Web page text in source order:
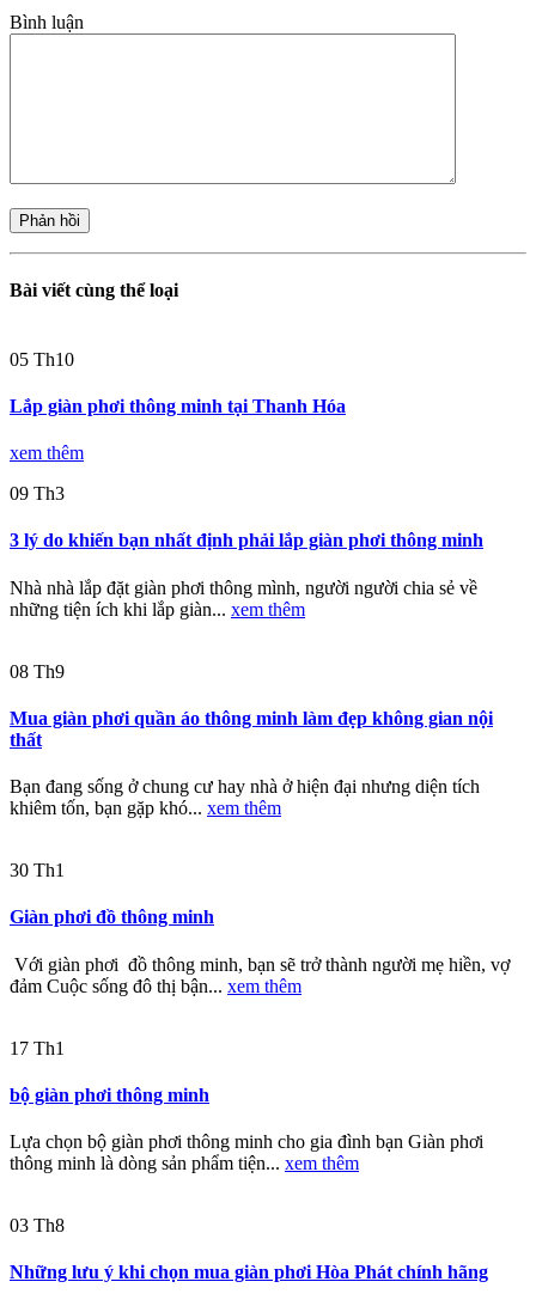
Bình luận
Bài viết cùng thể loại
05 Th10
Lắp giàn phơi thông minh tại Thanh Hóa
xem thêm
09 Th3
3 lý do khiến bạn nhất định phải lắp giàn phơi thông minh
Nhà nhà lắp đặt giàn phơi thông mình, người người chia sẻ về
những tiện ích khi lắp giàn... xem thêm
08 Th9
Mua giàn phơi quần áo thông minh làm đẹp không gian nội
thất
Bạn đang sống ở chung cư hay nhà ở hiện đại nhưng diện tích
khiêm tốn, bạn gặp khó... xem thêm
30 Th1
Giàn phơi đồ thông minh
Với giàn phơi đồ thông minh, bạn sẽ trở thành người mẹ hiền, vợ
đảm Cuộc sống đô thị bận... xem thêm
17 Th1
bộ giàn phơi thông minh
Lựa chọn bộ giàn phơi thông minh cho gia đình bạn Giàn phơi
thông minh là dòng sản phẩm tiện... xem thêm
03 Th8
Những lưu ý khi chọn mua giàn phơi Hòa Phát chính hãng